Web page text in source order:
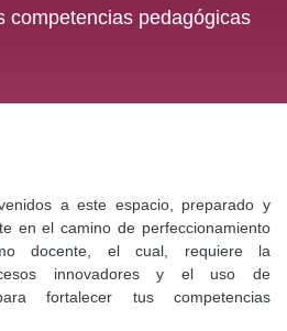
competencias pedagógicas
a este espacio, preparado y
en el camino de perfeccionamiento
docente, el cual, requiere la
innovadores y el uso de
fortalecer tus competencias